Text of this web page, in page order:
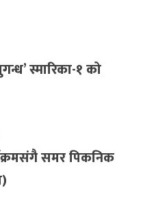
स्मारिका-१ को
समर पिकनिक